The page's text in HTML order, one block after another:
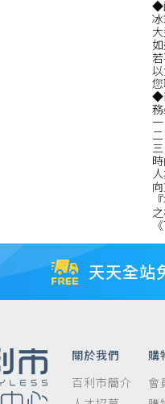
◆
◆
天天全站
關於我們
百利市簡介
購
會